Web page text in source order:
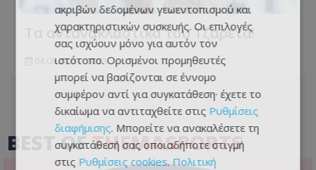
Τα αντανακλαστικά του Τζαρέτα!
04.08.2026 - 10:33
BEST OFTHEMASPORTS
ακριβών δεδομένων γεωεντοπισμού και
χαρακτηριστικών συσκευής. Οι επιλογές
σας ισχύουν μόνο για αυτόν τον
ιστότοπο. Ορισμένοι προμηθευτές
μπορεί να βασίζονται σε έννομο
συμφέρον αντί για συγκατάθεση· έχετε το
δικαίωμα να αντιταχθείτε στις Ρυθμίσεις
διαφήμισης. Μπορείτε να ανακαλέσετε τη
συγκατάθεσή σας οποιαδήποτε στιγμή
στις Ρυθμίσεις cookies. Πολιτική